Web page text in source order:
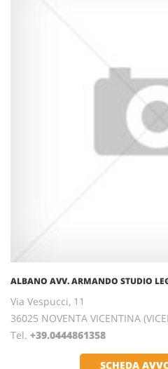
ALBANO AVV. ARMANDO STUDIO
Via Vespucci, 11
36025 NOVENTA VICENTINA
Tel. +39.0444861358
SCHEDA